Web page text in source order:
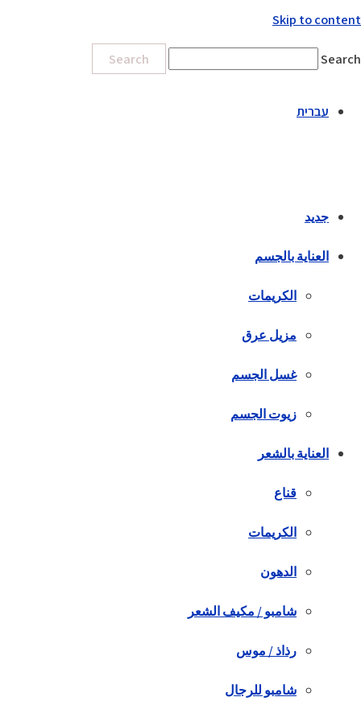
Skip to content
Search
Search
עברית
جديد
العناية بالجسم
الكريمات
مزيل عرق
غسل الجسم
زيوت الجسم
العناية بالشعر
قناع
الكريمات
الدهون
شامبو / مكيف الشعر
رذاذ / موس
شامبو للرجال